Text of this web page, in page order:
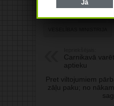
Carnikavā
aptieku
Pret viltojumiem
zāļu paku; no
Jā